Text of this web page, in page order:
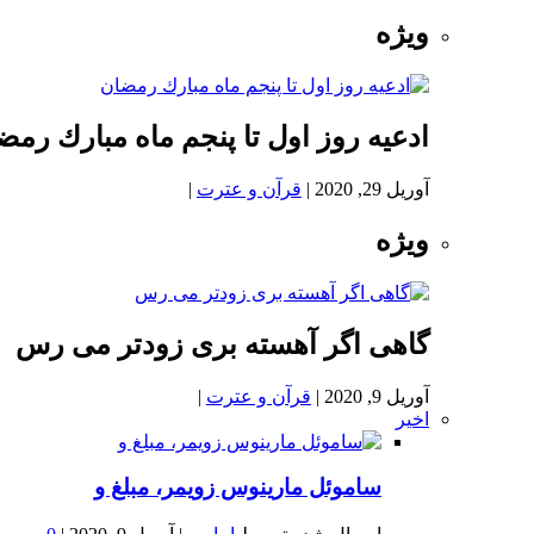
ویژه
ادعيه روز اول تا پنجم ماه مبارك
آوریل 29, 2020 | قرآن و عترت |
ویژه
گاهی اگر آهسته بری زودتر می رس
آوریل 9, 2020 | قرآن و عترت |
اخیر
ساموئل مارینوس زویمر، مبلغ و